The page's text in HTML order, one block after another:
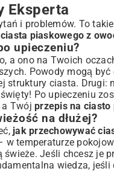
Eksperta
i problemów. To
piaskowego z
upieczeniu?
a ono na Twoich
Powody mogą
ciasta. Drugi:
Po upieczeniu
a Twój przepis na
na dłużej?
jak przechowywać
temperaturze
świeże. Jeśli chcesz je
wiedza, jeśli